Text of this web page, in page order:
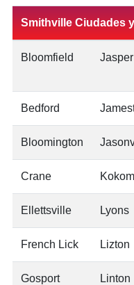
Smithville Ciudades
Bloomfield Jasper
Bedford
Bloomington
Crane
Ellettsville Lyons
French Lick Lizton
Gosport Linton